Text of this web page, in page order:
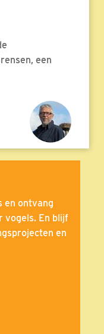
een
en ontvang
vogels. En blijf
en